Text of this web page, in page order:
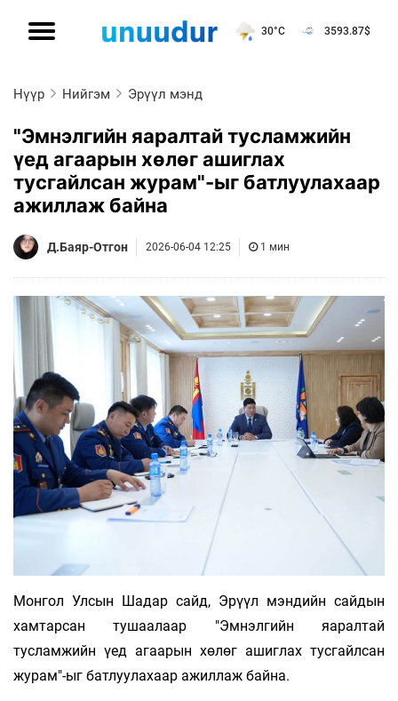
30°C 3593.87$
Нүүр Нийгэм Эрүүл мэнд
"Эмнэлгийн яаралтай тусламжийн
үед агаарын хөлөг ашиглах
тусгайлсан журам"-ыг батлуулахаар
ажиллаж байна
Д.Баяр-Отгон 2026-06-04 12:25 1 мин
Монгол Улсын Шадар сайд, Эрүүл мэндийн сайдын
хамтарсан тушаалаар "Эмнэлгийн яаралтай
тусламжийн үед агаарын хөлөг ашиглах тусгайлсан
журам"-ыг батлуулахаар ажиллаж байна.